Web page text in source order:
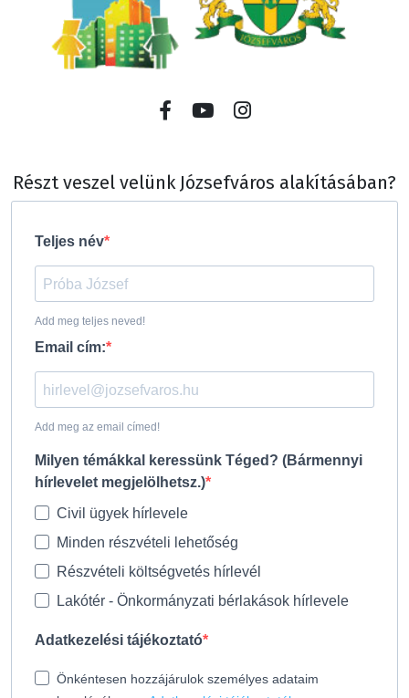
Részt veszel velünk Józsefváros alakításában?
Teljes név
Add meg teljes neved!
Email cím:
Add meg az email címed!
Milyen témákkal keressünk Téged? (Bármennyi
hírlevelet megjelölhetsz.)
Civil ügyek hírlevele
Minden részvételi lehetőség
Részvételi költségvetés hírlevél
Lakótér - Önkormányzati bérlakások hírlevele
Adatkezelési tájékoztató
Önkéntesen hozzájárulok személyes adataim